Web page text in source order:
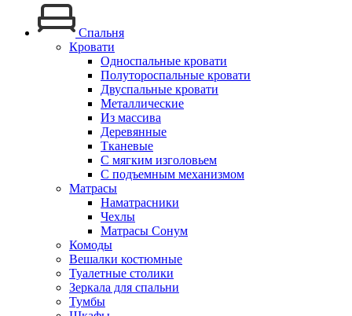
Спальня
Кровати
Односпальные кровати
Полутороспальные кровати
Двуспальные кровати
Металлические
Из массива
Деревянные
Тканевые
С мягким изголовьем
С подъемным механизмом
Матрасы
Наматрасники
Чехлы
Матрасы Сонум
Комоды
Вешалки костюмные
Туалетные столики
Зеркала для спальни
Тумбы